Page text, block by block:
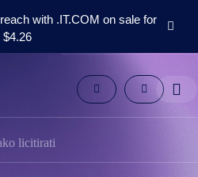
with .IT.COM on sale for
$4.26
licitirati